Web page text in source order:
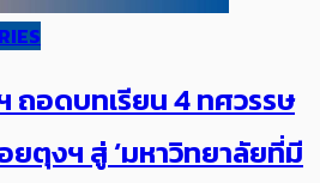
ถอดบทเรียน 4 ทศวรรษ
ตุงฯ สู่ ‘มหาวิทยาลัยที่มี